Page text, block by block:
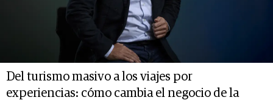
Del turismo masivo a los viajes por
experiencias: cómo cambia el negocio de la